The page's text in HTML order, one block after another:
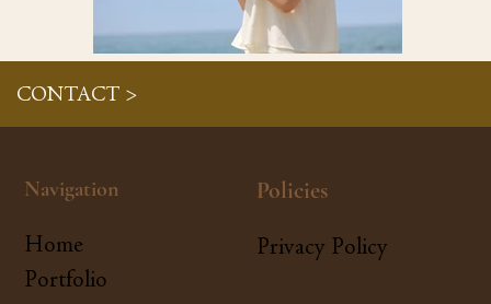
CONTACT >
Navigation
Home
Portfolio
Policies
Privacy Policy